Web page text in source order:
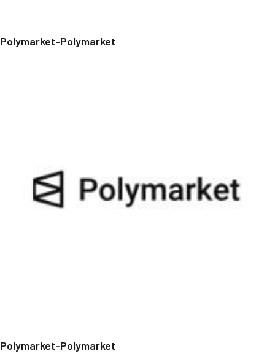
Polymarket-Polymarket
Polymarket-Polymarket